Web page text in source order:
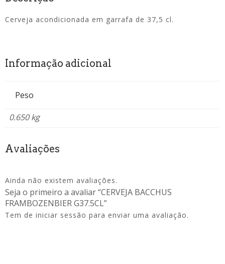
Cerveja acondicionada em garrafa de 37,5 cl.
Informação adicional
Peso
0.650 kg
Avaliações
Ainda não existem avaliações.
Seja o primeiro a avaliar “CERVEJA BACCHUS
FRAMBOZENBIER G37.5CL”
Tem de iniciar sessão para enviar uma avaliação.